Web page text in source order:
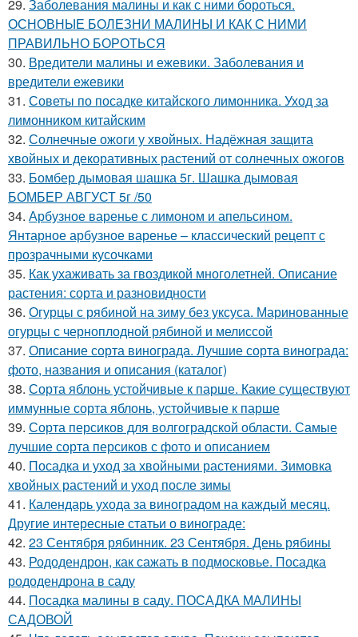
29. Заболевания малины и как с ними бороться.
ОСНОВНЫЕ БОЛЕЗНИ МАЛИНЫ И КАК С НИМИ
ПРАВИЛЬНО БОРОТЬСЯ
30. Вредители малины и ежевики. Заболевания и
вредители ежевики
31. Советы по посадке китайского лимонника. Уход за
лимонником китайским
32. Солнечные ожоги у хвойных. Надёжная защита
хвойных и декоративных растений от солнечных ожогов
33. Бомбер дымовая шашка 5г. Шашка дымовая
БОМБЕР АВГУСТ 5г /50
34. Арбузное варенье с лимоном и апельсином.
Янтарное арбузное варенье – классический рецепт с
прозрачными кусочками
35. Как ухаживать за гвоздикой многолетней. Описание
растения: сорта и разновидности
36. Огурцы с рябиной на зиму без уксуса. Маринованные
огурцы с черноплодной рябиной и мелиссой
37. Описание сорта винограда. Лучшие сорта винограда:
фото, названия и описания (каталог)
38. Сорта яблонь устойчивые к парше. Какие существуют
иммунные сорта яблонь, устойчивые к парше
39. Сорта персиков для волгоградской области. Самые
лучшие сорта персиков с фото и описанием
40. Посадка и уход за хвойными растениями. Зимовка
хвойных растений и уход после зимы
41. Календарь ухода за виноградом на каждый месяц.
Другие интересные статьи о винограде:
42. 23 Сентября рябинник. 23 Сентября. День рябины
43. Рододендрон, как сажать в подмосковье. Посадка
рододендрона в саду
44. Посадка малины в саду. ПОСАДКА МАЛИНЫ
САДОВОЙ